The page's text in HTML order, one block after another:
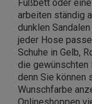
Fußbett oder
arbeiten ständig
dunklen
jeder Hose
Schuhe in Gelb,
die gewünschten
denn Sie können
Wunschfarbe